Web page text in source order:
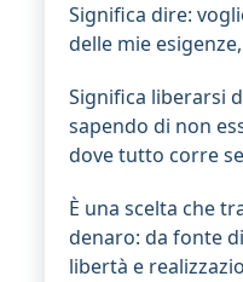
Significa dire:
delle mie
Significa liberarsi
sapendo di non
dove tutto corre
È una scelta che
denaro: da fonte
libertà e